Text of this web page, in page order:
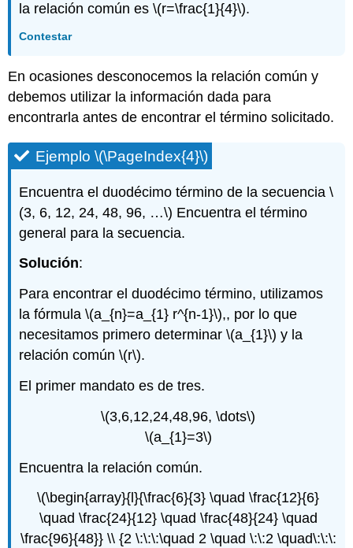
la relación común es\(r=\frac{1}{4}\).
Contestar
En ocasiones desconocemos la relación común y
debemos utilizar la información dada para
encontrarla antes de encontrar el término solicitado.
Ejemplo\(\PageIndex{4}\)
Encuentra el duodécimo término de la secuencia\
(3, 6, 12, 24, 48, 96, …\) Encuentra el término
general para la secuencia.
Solución:
Para encontrar el duodécimo término, utilizamos
la fórmula\(a_{n}=a_{1} r^{n-1}\),, por lo que
necesitamos primero determinar\(a_{1}\) y la
relación común\(r\).
El primer mandato es de tres.
\(3,6,12,24,48,96, \dots\)
\(a_{1}=3\)
Encuentra la relación común.
\(\begin{array}{l}{\frac{6}{3} \quad \frac{12}{6}
\quad \frac{24}{12} \quad \frac{48}{24} \quad
\frac{96}{48}} \\ {2 \:\:\:\quad 2 \quad \:\:2 \quad\:\:\: